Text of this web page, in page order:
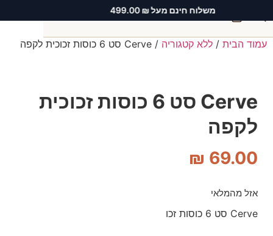
משלוח חינם מעל ₪ 499.00
עמוד הבית / ללא קטגוריה / Cerve סט 6 כוסות זכוכית לקפה
Cerve סט 6 כוסות זכוכית
לקפה
₪ 69.00
אזל מהמלאי
Cerve סט 6 כוסות זכו